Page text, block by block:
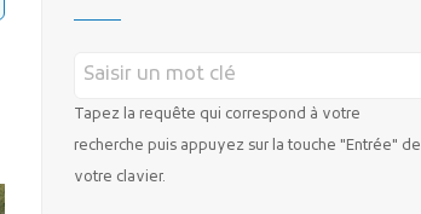
Tapez la requête qui correspond à votre
recherche puis appuyez sur la touche "Entrée" de
votre clavier.